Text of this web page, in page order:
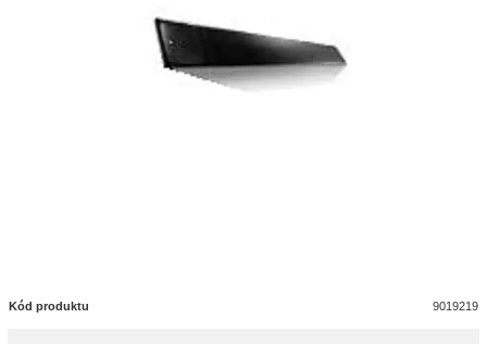
Kód produktu 9019219